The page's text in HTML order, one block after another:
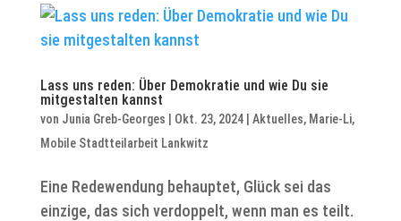
Lass uns reden: Über Demokratie und wie Du sie
mitgestalten kannst
von Junia Greb-Georges Okt. 23, 2024| Aktuelles, Marie-Li,
Mobile Stadtteilarbeit Lankwitz
Eine Redewendung behauptet, Glück sei das
einzige, das sich verdoppelt, wenn man es teilt.